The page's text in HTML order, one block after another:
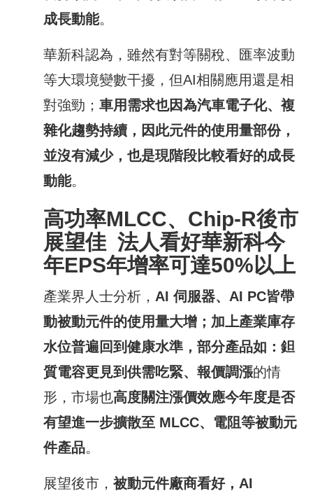
成長動能。
華新科認為，雖然有對等關稅、匯率波動
等大環境變數干擾，但AI相關應用還是相
對強勁；車用需求也因為汽車電子化、複
雜化趨勢持續，因此元件的使用量部份，
並沒有減少，也是現階段比較看好的成長
動能。
高功率MLCC、 Chip-R後市
展望佳 法人看好華新科今
年EPS年增率可達50% 以上
產業界人士分析， AI伺服器、 AI PC皆帶
動被動元件的使用量大增；加上產業庫存
水位普遍回到健康水準，部分產品如：鉭
質電容更見到供需吃緊、報價調漲的情
形，市場也高度關注漲價效應今年度是否
有望進一步擴散至 MLCC、電阻等被動元
件產品。
展望後市，被動元件廠商看好， AI